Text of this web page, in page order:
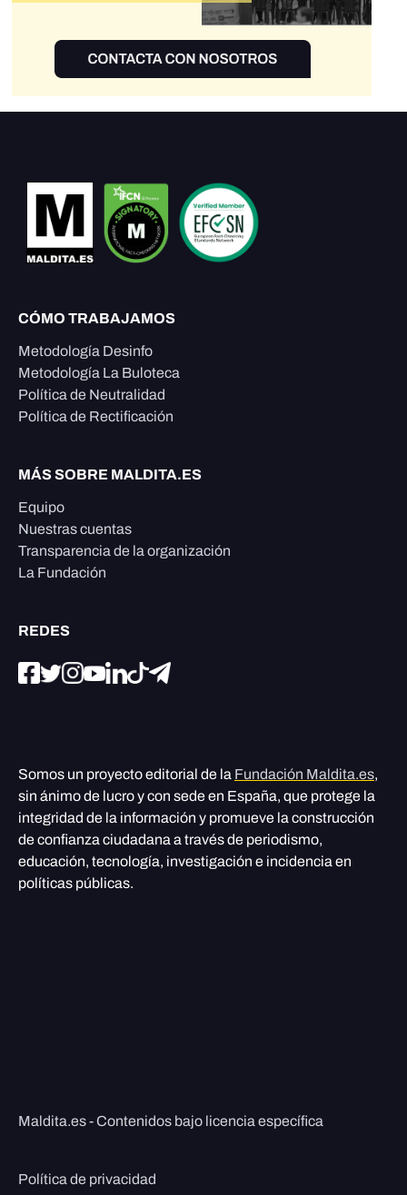
CÓMO TRABAJAMOS
Metodología Desinfo
Metodología La Buloteca
Política de Neutralidad
Política de Rectificación
MÁS SOBRE MALDITA.ES
Equipo
Nuestras cuentas
Transparencia de la organización
La Fundación
REDES
Somos un proyecto editorial de la Fundación Maldita.es,
sin ánimo de lucro y con sede en España, que protege la
integridad de la información y promueve la construcción
de confianza ciudadana a través de periodismo,
educación, tecnología, investigación e incidencia en
políticas públicas.
Maldita.es - Contenidos bajo licencia específica
Política de privacidad